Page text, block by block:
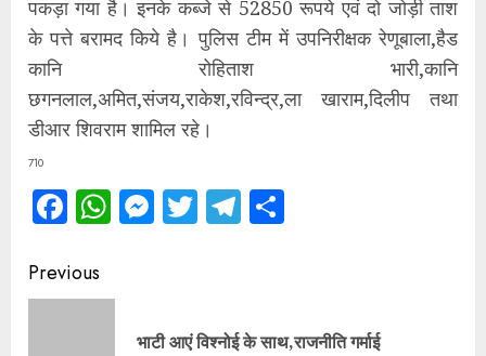
पकड़ा गया है। इनके कब्जे से 52850 रूपये एवं दो जोड़ी ताश
के पत्ते बरामद किये है। पुलिस टीम में उपनिरीक्षक रेणूबाला,हैड
कानि रोहिताश भारी,कानि
छगनलाल,अमित,संजय,राकेश,रविन्द्र,ला खाराम,दिलीप तथा
डीआर शिवराम शामिल रहे।
710
Facebook
WhatsApp
Messenger
TwitterTelegram
Continue
Reading
Previous
भाटी आएं विश्नोई के साथ,राजनीति गर्माई